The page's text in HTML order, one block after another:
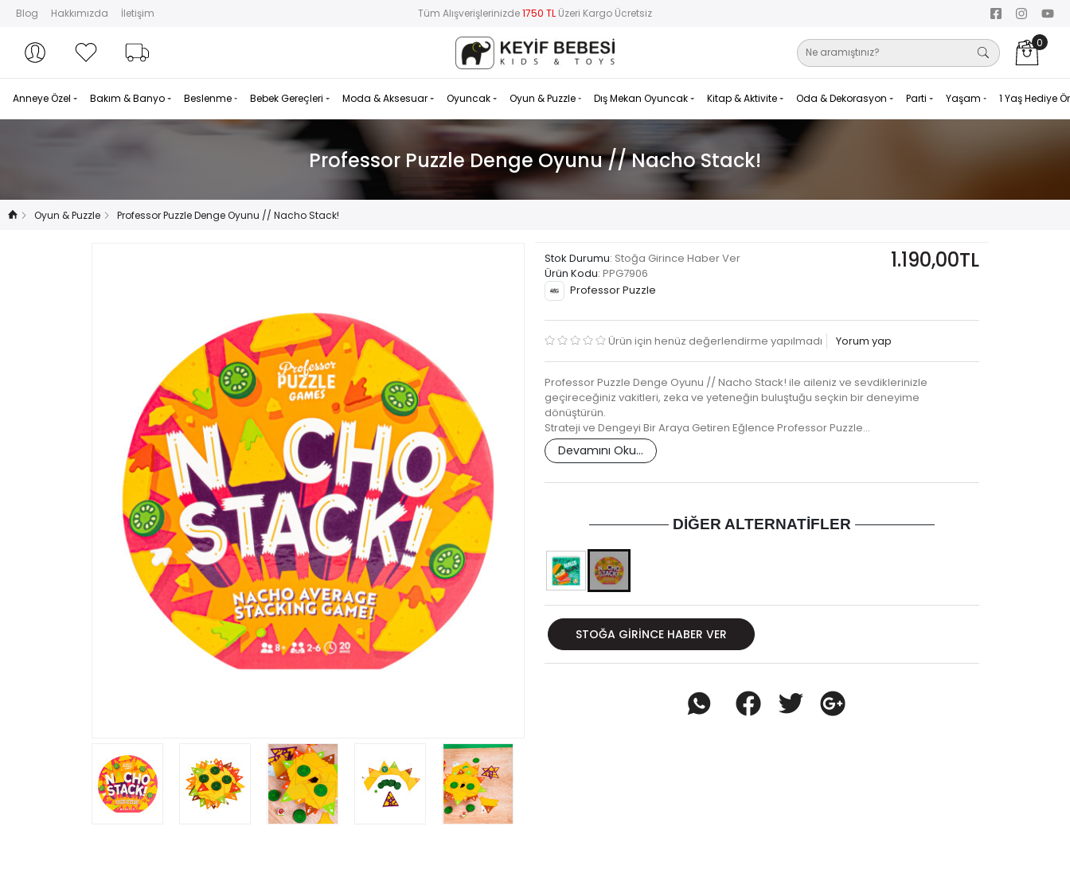
Blog Hakkımızda İletişim Tüm Alışverişlerinizde1750 TL Üzeri Kargo Ücretsiz
Hesabım
Hesabım Favorilerim 0
Anneye Özel Bakım & Banyo Beslenme Bebek Gereçleri Moda & Aksesuar Oyuncak Oyun & Puzzle Dış Mekan Oyuncak Kitap & Aktivite Oda & Dekorasyon Parti Yaşam 1 Yaş Hediye
Professor Puzzle Denge Oyunu // Nacho Stack!
Oyun & Puzzle Professor Puzzle Denge Oyunu // Nacho Stack!
Stok Durumu: Stoğa Girince Haber Ver
Ürün Kodu: PPG7906
Professor Puzzle
1.190,00TL
Ürün için henüz değerlendirme yapılmadı Yorum yap
Professor Puzzle Denge Oyunu // Nacho Stack! ile aileniz ve sevdiklerinizle
geçireceğiniz vakitleri, zeka ve yeteneğin buluştuğu seçkin bir deneyime
dönüştürün.
Strateji ve Dengeyi Bir Araya Getiren Eğlence Professor Puzzle…
Devamını Oku...
DIĞER ALTERNATIFLER
STOĞA GIRINCE HABER VER